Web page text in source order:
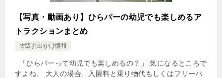
【写真・動画あり】ひらパーの幼児でも楽しめるア
トラクションまとめ
大阪お出かけ情報
「ひらパーって幼児でも楽しめるの？」 気になるところで
すよね。 大人の場合、入園料と乗り物代もしくはフリーパ